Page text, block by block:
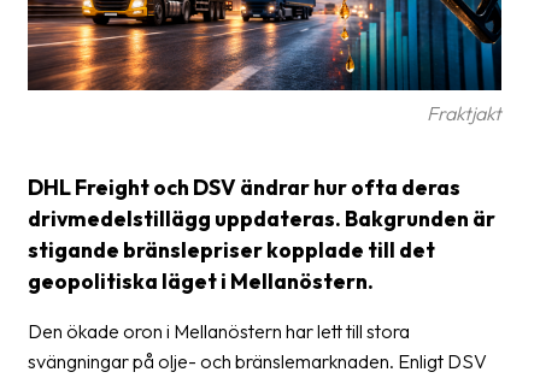
Ordlista
Paketering
Tulldeklarationer
Leveransvillkor
Manualer
Fraktjakt
DHL Freight och DSV ändrar hur ofta deras
drivmedelstillägg uppdateras. Bakgrunden är
stigande bränslepriser kopplade till det
geopolitiska läget i Mellanöstern.
Den ökade oron i Mellanöstern har lett till stora
svängningar på olje- och bränslemarknaden. Enligt DSV